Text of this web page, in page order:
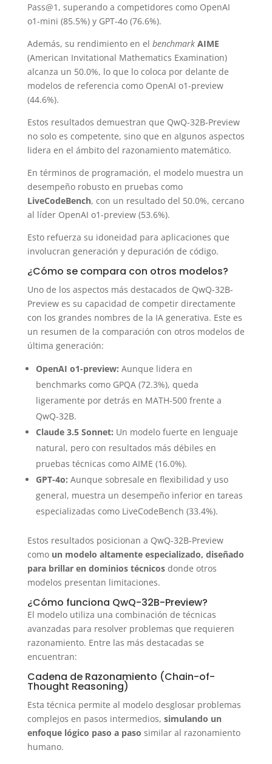
Pass@1, superando a competidores como OpenAI
o1-mini (85.5%) y GPT-4o (76.6%).
Además, su rendimiento en el benchmark AIME
(American Invitational Mathematics Examination)
alcanza un 50.0%, lo que lo coloca por delante de
modelos de referencia como OpenAI o1-preview
(44.6%).
Estos resultados demuestran que QwQ-32B-Preview
no solo es competente, sino que en algunos aspectos
lidera en el ámbito del razonamiento matemático.
En términos de programación, el modelo muestra un
desempeño robusto en pruebas como
LiveCodeBench, con un resultado del 50.0%, cercano
al líder OpenAI o1-preview (53.6%).
Esto refuerza su idoneidad para aplicaciones que
involucran generación y depuración de código.
¿Cómo se compara con otros modelos?
Uno de los aspectos más destacados de QwQ-32B-
Preview es su capacidad de competir directamente
con los grandes nombres de la IA generativa. Este es
un resumen de la comparación con otros modelos de
última generación:
OpenAI o1-preview: Aunque lidera en
benchmarks como GPQA (72.3%), queda
ligeramente por detrás en MATH-500 frente a
QwQ-32B.
Claude 3.5 Sonnet: Un modelo fuerte en lenguaje
natural, pero con resultados más débiles en
pruebas técnicas como AIME (16.0%).
GPT-4o: Aunque sobresale en flexibilidad y uso
general, muestra un desempeño inferior en tareas
especializadas como LiveCodeBench (33.4%).
Estos resultados posicionan a QwQ-32B-Preview
como un modelo altamente especializado, diseñado
para brillar en dominios técnicosdonde otros
modelos presentan limitaciones.
¿Cómo funciona QwQ-32B-Preview?
El modelo utiliza una combinación de técnicas
avanzadas para resolver problemas que requieren
razonamiento. Entre las más destacadas se
encuentran:
Cadena de Razonamiento (Chain-of-
Thought Reasoning)
Esta técnica permite al modelo desglosar problemas
complejos en pasos intermedios, simulando un
enfoque lógico paso a paso similar al razonamiento
humano.